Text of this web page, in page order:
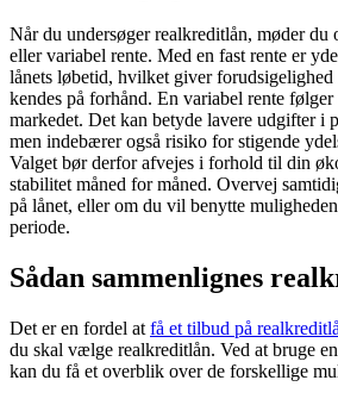
Når du undersøger realkreditlån, møder du
eller variabel rente. Med en fast rente er
lånets løbetid, hvilket giver
kendes på forhånd. En variabel rente
markedet. Det kan betyde lavere udgifter i
men indebærer også risiko for stigende
Valget bør derfor afvejes i forhold til din
stabilitet måned for måned. Overvej
på lånet, eller om du vil benytte
periode.
Sådan sammenlignes
Det er en fordel at få et tilbud på
du skal vælge realkreditlån. Ved at bruge
kan du få et overblik over de forskellige